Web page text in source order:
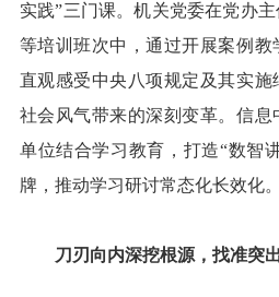
实践”三门课。机关党委在党办
等培训班次中，通过开展案例
直观感受中央八项规定及其实
社会风气带来的深刻变革。信
单位结合学习教育，打造“数智
牌，推动学习研讨常态化长效化。
刀刃向内深挖根源，找准